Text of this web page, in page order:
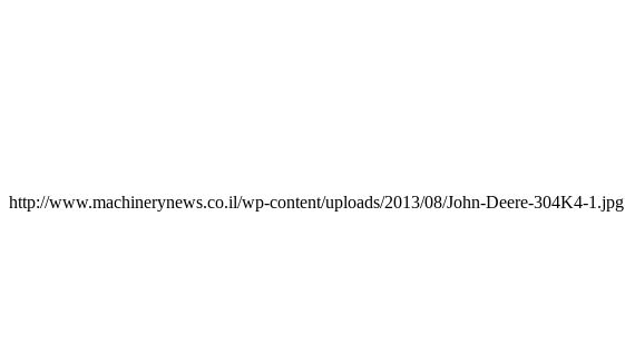
http://www.machinerynews.co.il/wp-content/uploads/2013/08/John-Deere-304K4-1.jpg